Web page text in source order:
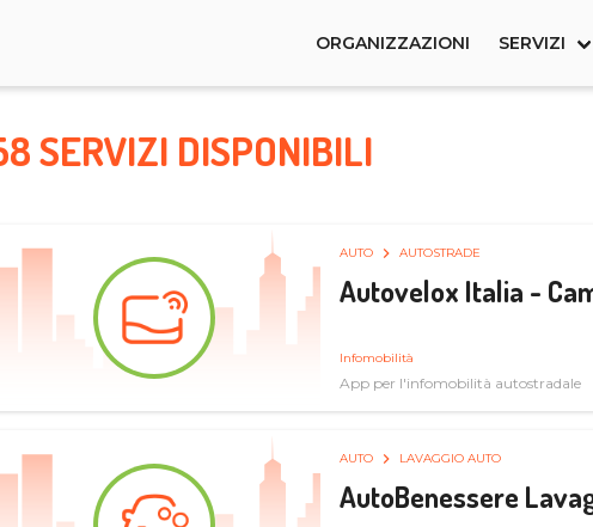
ORGANIZZAZIONI SERVIZI
SERVIZI DISPONIBILI
AUTO AUTOSTRADE
Autovelox Italia -
Infomobilità
App per l'infomobilità autostradale
AUTO LAVAGGIO AUTO
AutoBenessere